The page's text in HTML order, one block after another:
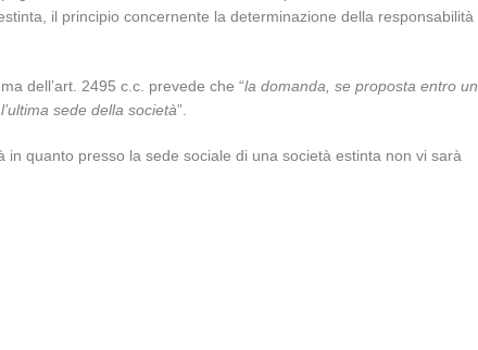
il principio concernente la determinazione della responsabilità
dell’art. 2495 c.c. prevede che “la domanda, se proposta entro un
sede della società”.
quanto presso la sede sociale di una società estinta non vi sarà